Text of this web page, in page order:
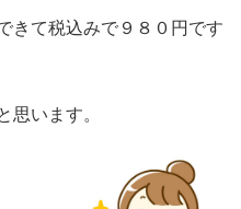
きて税込みで９８０円です
います。